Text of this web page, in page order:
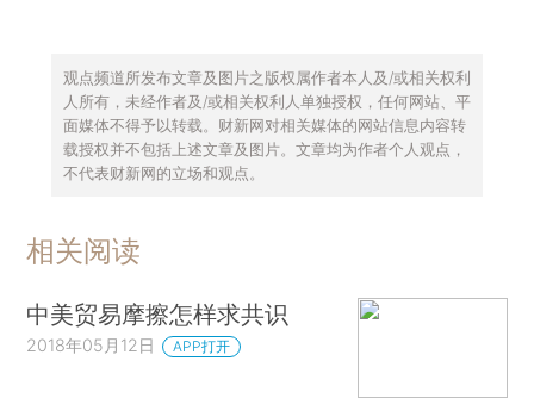
观点频道所发布文章及图片之版权属作者本人及/或相关权利
人所有，未经作者及/或相关权利人单独授权，任何网站、平
面媒体不得予以转载。财新网对相关媒体的网站信息内容转
载授权并不包括上述文章及图片。文章均为作者个人观点，
不代表财新网的立场和观点。
相关阅读
中美贸易摩擦怎样求共识
2018年05月12日 APP打开